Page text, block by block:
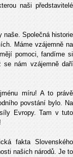
naši představitelé
naše. Společná historie
Máme vzájemně na
pomoci, fandíme si
se nám vzájemně daří
míru! A to právě
povstání bylo. Na
Evropy. Tam v tuto
fakta Slovenského
našich národů. Je to